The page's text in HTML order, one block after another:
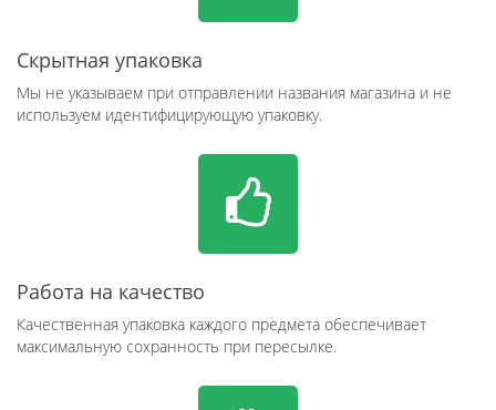
Скрытная упаковка
Мы не указываем при отправлении названия магазина и не
используем идентифицирующую упаковку.
Работа на качество
Качественная упаковка каждого предмета обеспечивает
максимальную сохранность при пересылке.